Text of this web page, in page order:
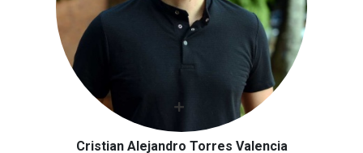
Cristian Alejandro Torres Valencia